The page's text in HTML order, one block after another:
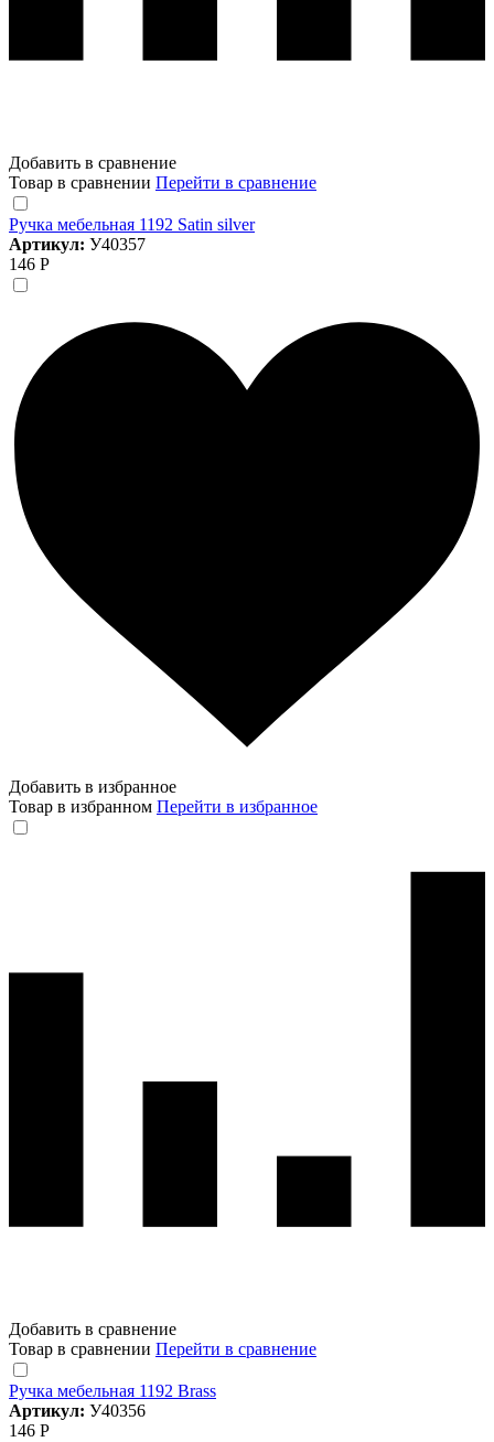
Добавить в сравнение
Товар в сравнении Перейти в сравнение
Ручка мебельная 1192 Satin silver
Артикул: У40357
146 Р
Добавить в избранное
Товар в избранном Перейти в избранное
Добавить в сравнение
Товар в сравнении Перейти в сравнение
Ручка мебельная 1192 Brass
Артикул: У40356
146 Р